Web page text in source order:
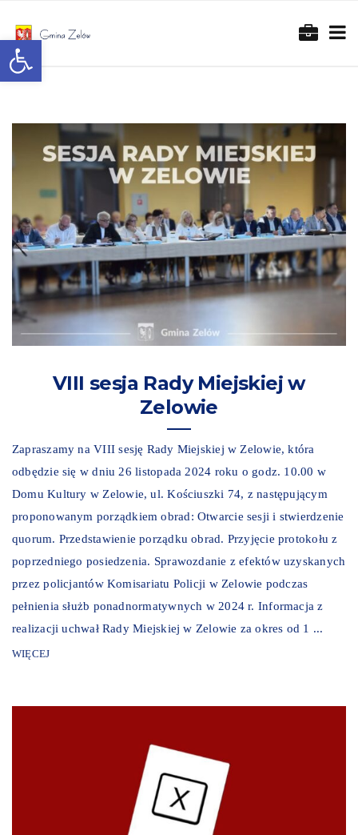
Otwórz pasek narzędzi
VIII sesja Rady Miejskiej w
Zelowie
Zapraszamy na VIII sesję Rady Miejskiej w Zelowie, która
odbędzie się w dniu 26 listopada 2024 roku o godz. 10.00 w
Domu Kultury w Zelowie, ul. Kościuszki 74, z następującym
proponowanym porządkiem obrad: Otwarcie sesji i stwierdzenie
quorum. Przedstawienie porządku obrad. Przyjęcie protokołu z
poprzedniego posiedzenia. Sprawozdanie z efektów uzyskanych
przez policjantów Komisariatu Policji w Zelowie podczas
pełnienia służb ponadnormatywnych w 2024 r. Informacja z
realizacji uchwał Rady Miejskiej w Zelowie za okres od 1 ...
WIĘCEJ